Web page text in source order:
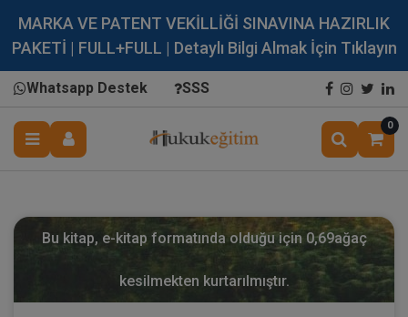
MARKA VE PATENT VEKİLLİĞİ SINAVINA HAZIRLIK
PAKETİ | FULL+FULL | Detaylı Bilgi Almak İçin Tıklayın
Whatsapp Destek SSS
0
Bu kitap, e-kitap formatında olduğu için 0,69ağaç
kesilmekten kurtarılmıştır.